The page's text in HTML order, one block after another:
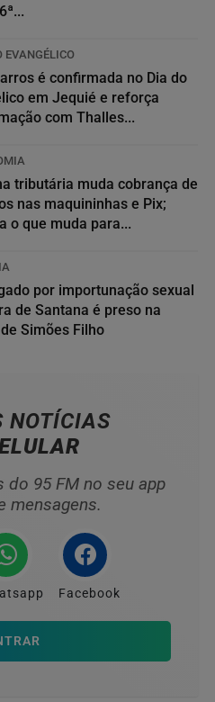
EVANGÉLICO
é confirmada no Dia do
em Jequié e reforça
com Thalles...
tributária muda cobrança de
nas maquininhas e Pix;
o que muda para...
por importunação sexual
de Santana é preso na
Simões Filho
NOTÍCIAS
do 95 FM no seu app
mensagens.
Facebook